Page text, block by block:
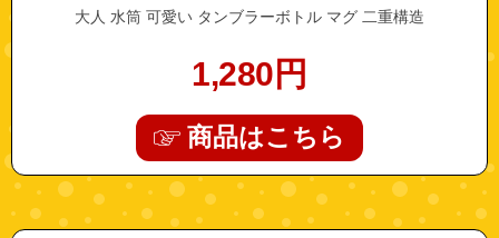
大人 水筒 可愛い タンブラーボトル マグ 二重構造
1,280 円
商品はこちら
"a0474"